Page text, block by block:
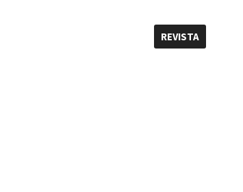
REVISTA